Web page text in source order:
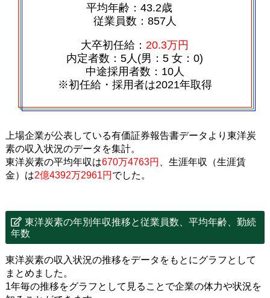
平均年齢：43.2歳
従業員数：857人
大卒初任給： 20.3万円
内定者数：5人(男：5 女：0)
中途採用者数：10人
※初任給・採用者は2021年取得
上場企業が公表している有価証券報告書データより東洋炭
素の収入状況のデータを集計。
東洋炭素の平均年収は670万4763円
、生涯年収（生涯賃
金）は2億4392万2961円 でした。
東洋炭素の年別年収推移と従業員数、平均年齢、勤続
年数
東洋炭素の収入状況の推移をデータをもとにグラフとして
まとめました。
1年毎の推移をグラフとして見ることで企業の体力や状況を